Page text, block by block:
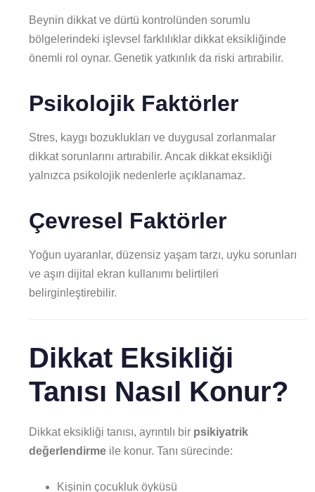
Beynin dikkat ve dürtü kontrolünden sorumlu
bölgelerindeki işlevsel farklılıklar dikkat eksikliğinde
önemli rol oynar. Genetik yatkınlık da riski artırabilir.
Psikolojik Faktörler
Stres, kaygı bozuklukları ve duygusal zorlanmalar
dikkat sorunlarını artırabilir. Ancak dikkat eksikliği
yalnızca psikolojik nedenlerle açıklanamaz.
Çevresel Faktörler
Yoğun uyaranlar, düzensiz yaşam tarzı, uyku sorunları
ve aşırı dijital ekran kullanımı belirtileri
belirginleştirebilir.
Dikkat Eksikliği
Tanısı Nasıl Konur?
Dikkat eksikliği tanısı, ayrıntılı bir psikiyatrik
değerlendirmeile konur. Tanı sürecinde:
Kişinin çocukluk öyküsü